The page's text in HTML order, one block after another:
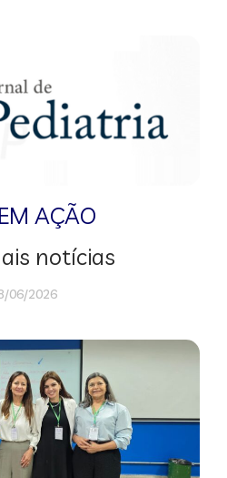
AÇÃO
notícias
06/2026